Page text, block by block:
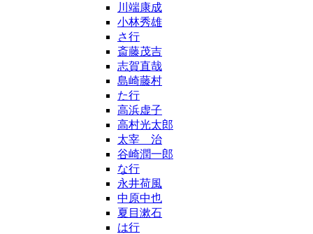
川端康成
小林秀雄
さ行
斎藤茂吉
志賀直哉
島崎藤村
た行
高浜虚子
高村光太郎
太宰 治
谷崎潤一郎
な行
永井荷風
中原中也
夏目漱石
は行